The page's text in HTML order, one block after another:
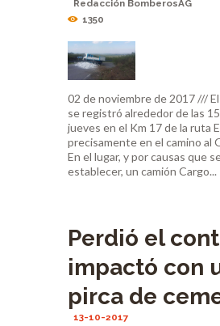
Redacción BomberosAG
1350
02 de noviembre de 2017 ///
se registró alrededor de las
jueves en el Km 17 de la ruta
precisamente en el camino al
En el lugar, y por causas que
establecer, un camión Cargo...
Perdió el
impactó con
pirca de
13-10-2017